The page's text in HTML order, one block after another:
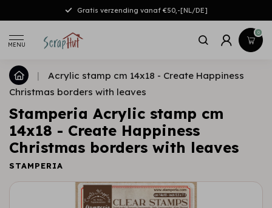
Gratis verzending vanaf €50,-[NL/DE]
MENU
0
|
Acrylic stamp cm 14x18 - Create Happiness
Christmas borders with leaves
Stamperia Acrylic stamp cm
14x18 - Create Happiness
Christmas borders with leaves
STAMPERIA